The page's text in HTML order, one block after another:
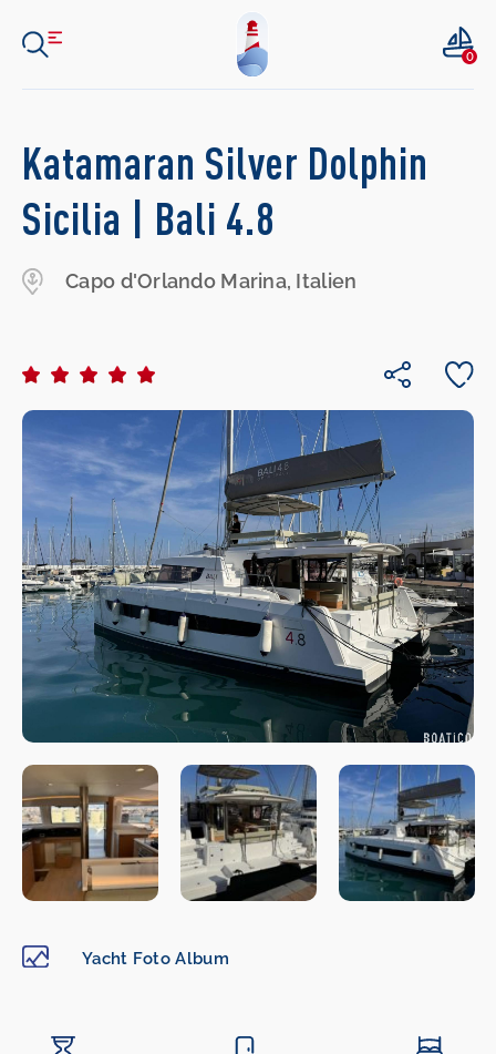
0
Katamaran Silver Dolphin
Sicilia | Bali 4.8
Capo d'Orlando Marina, Italien
Yacht Foto Album